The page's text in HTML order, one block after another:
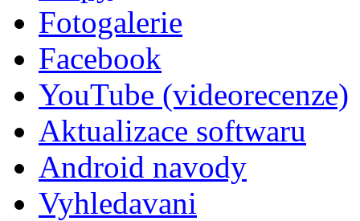
Fotogalerie
Facebook
YouTube (videorecenze)
Aktualizace softwaru
Android navody
Vyhledavani